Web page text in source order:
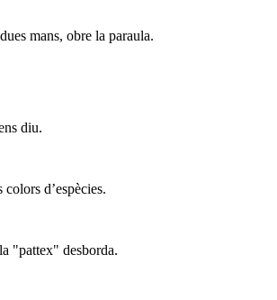
mans, obre la paraula.
diu.
d’espècies.
"pattex" desborda.